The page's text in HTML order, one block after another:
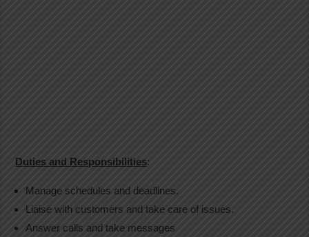
Duties and Responsibilities:
Manage schedules and deadlines.
Liaise with customers and take care of issues.
Answer calls and take messages